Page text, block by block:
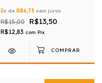
2x de R$6,75 sem juros
R$15,00 R$13,50
R$12,83 com Pix